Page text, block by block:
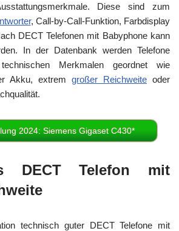
Diese sind zum
, Call-by-Call-Funktion, Farbdisplay
DECT Telefonen mit Babyphone kann
In der Datenbank werden Telefone
Merkmalen geordnet wie
Akku, extrem großer Reichweite oder
2024: Siemens Gigaset C430*
DECT Telefon mit
technisch guter DECT Telefone mit